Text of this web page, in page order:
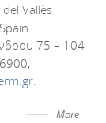
Vallès
75 – 104
.
More